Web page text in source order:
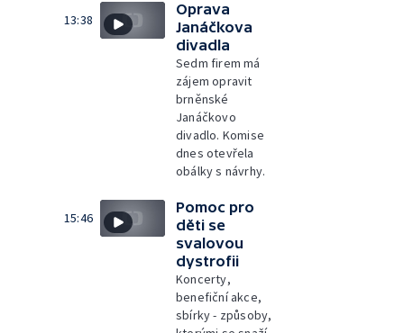
13:38
Oprava
Janáčkova
divadla
Sedm firem má
zájem opravit
brněnské
Janáčkovo
divadlo. Komise
dnes otevřela
obálky s návrhy.
15:46
Pomoc pro
děti se
svalovou
dystrofii
Koncerty,
benefiční akce,
sbírky - způsoby,